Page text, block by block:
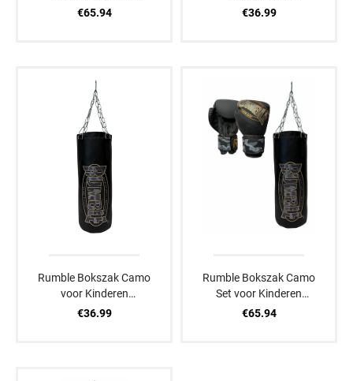
Zwart/Roze
€65.94
Zwart/Roze
€36.99
Rumble Bokszak Camo
voor Kinderen
Zwart/Goud
€36.99
Rumble Bokszak Camo
Set voor Kinderen
Zwart/Goud
€65.94